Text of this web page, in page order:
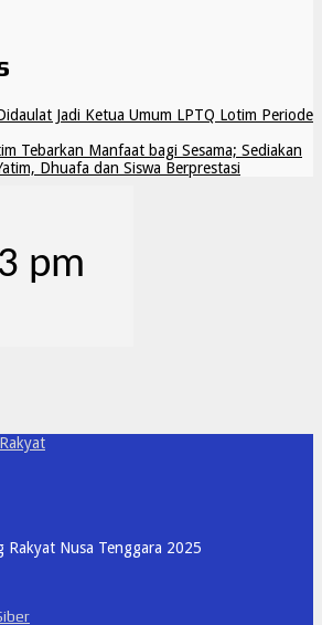
Jadi Ketua Umum LPTQ Lotim Periode
Tebarkan Manfaat bagi Sesama; Sediakan
Dhuafa dan Siswa Berprestasi
Rakyat Nusa Tenggara 2025